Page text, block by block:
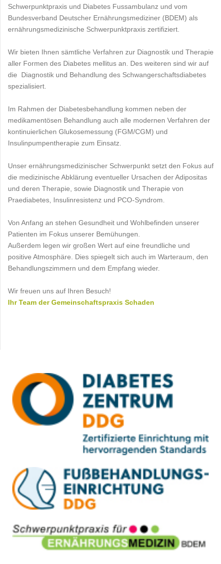
Schwerpunktpraxis und Diabetes Fussambulanz und vom
Bundesverband Deutscher Ernährungsmediziner (BDEM) als
ernährungsmedizinische Schwerpunktpraxis zertifiziert.
Wir bieten Ihnen sämtliche Verfahren zur Diagnostik und Therapie
aller Formen des Diabetes mellitus an. Des weiteren sind wir auf
die Diagnostik und Behandlung des Schwangerschaftsdiabetes
spezialisiert.
Im Rahmen der Diabetesbehandlung kommen neben der
medikamentösen Behandlung auch alle modernen Verfahren der
kontinuierlichen Glukosemessung (FGM/CGM) und
Insulinpumpentherapie zum Einsatz.
Unser ernährungsmedizinischer Schwerpunkt setzt den Fokus auf
die medizinische Abklärung eventueller Ursachen der Adipositas
und deren Therapie, sowie Diagnostik und Therapie von
Praediabetes, Insulinresistenz und PCO-Syndrom.
Von Anfang an stehen Gesundheit und Wohlbefinden unserer
Patienten im Fokus unserer Bemühungen.
Außerdem legen wir großen Wert auf eine freundliche und
positive Atmosphäre. Dies spiegelt sich auch im Warteraum, den
Behandlungszimmern und dem Empfang wieder.
Wir freuen uns auf Ihren Besuch!​
Ihr Team der Gemeinschaftspraxis Schaden